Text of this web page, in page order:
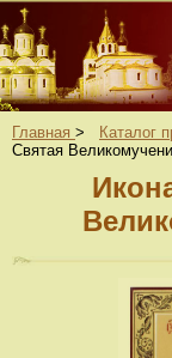
Главная > Каталог
Святая